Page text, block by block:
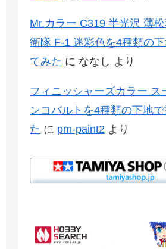
Mr.カラー C319 半光沢 薄
衛隊 F-1 迷彩色を4種類の
てみた に ななし より
フィニッシャーズカラー ス
ンコバルトを4種類の下地
た に pm-paint2 より